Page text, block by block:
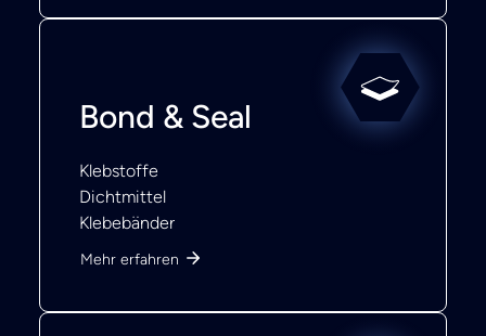
Bond & Seal
Klebstoffe
Dichtmittel
Klebebänder
Mehr erfahren